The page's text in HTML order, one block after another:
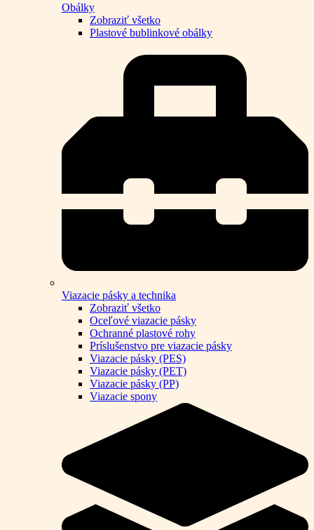
Obálky
Zobraziť všetko
Plastové bublinkové obálky
Viazacie pásky a technika
Zobraziť všetko
Oceľové viazacie pásky
Ochranné plastové rohy
Príslušenstvo pre viazacie pásky
Viazacie pásky (PES)
Viazacie pásky (PET)
Viazacie pásky (PP)
Viazacie spony